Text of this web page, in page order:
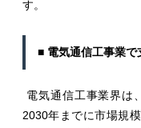
す。
■ 電気通信工事業で
電気通信工事業界は
2030年までに市場規